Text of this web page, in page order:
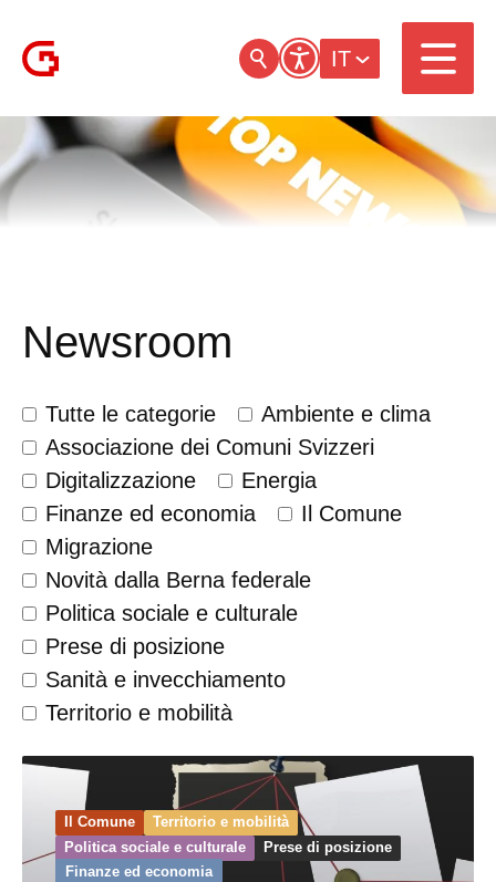
IT
Newsroom
Tutte le categorie
Ambiente e clima
Associazione dei Comuni Svizzeri
Digitalizzazione
Energia
Finanze ed economia
Il Comune
Migrazione
Novità dalla Berna federale
Politica sociale e culturale
Prese di posizione
Sanità e invecchiamento
Territorio e mobilità
Il Comune
Territorio e mobilità
Politica sociale e culturale
Prese di posizione
Finanze ed economia